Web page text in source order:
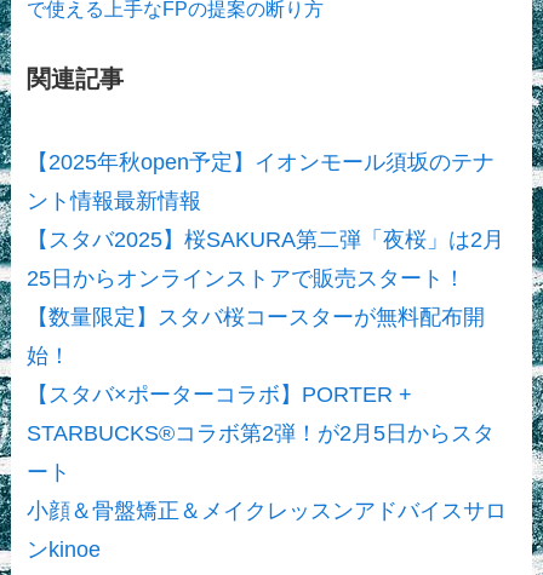
で使える上手なFPの提案の断り方
関連記事
【2025年秋open予定】イオンモール須坂のテナ
ント情報最新情報
【スタバ2025】桜SAKURA第二弾「夜桜」は2月
25日からオンラインストアで販売スタート！
【数量限定】スタバ桜コースターが無料配布開
始！
【スタバ×ポーターコラボ】PORTER +
STARBUCKS®コラボ第2弾！が2月5日からスタ
ート
小顔＆骨盤矯正＆メイクレッスンアドバイスサロ
ンkinoe